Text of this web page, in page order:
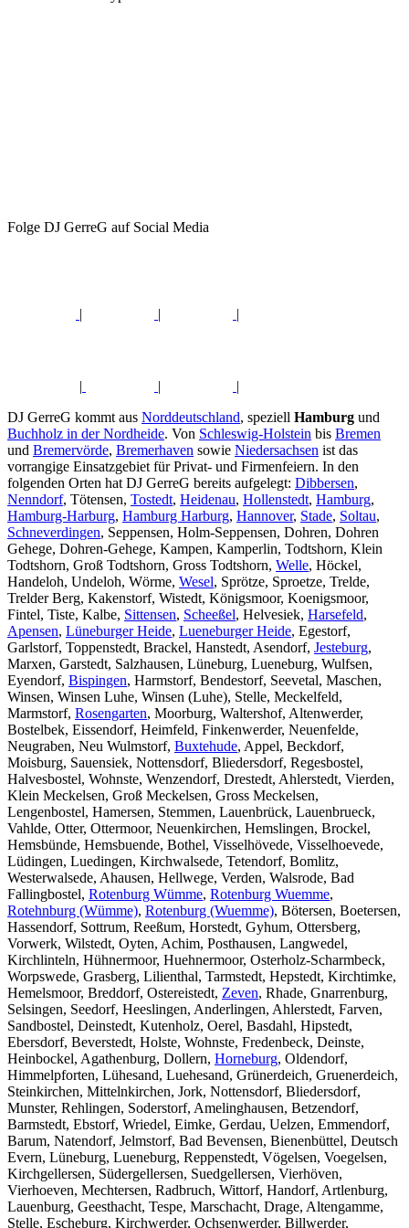
Folge DJ GerreG auf Social Media
| | |
| |
|
DJ GerreG kommt aus Norddeutschland, speziell Hamburg und
Buchholz in der Nordheide. Von Schleswig-Holstein bis Bremen
und Bremervörde, Bremerhaven sowie Niedersachsen ist das
vorrangige Einsatzgebiet für Privat- und Firmenfeiern. In den
folgenden Orten hat DJ GerreG bereits aufgelegt: Dibbersen,
Nenndorf, Tötensen, Tostedt, Heidenau, Hollenstedt, Hamburg,
Hamburg-Harburg, Hamburg Harburg, Hannover, Stade, Soltau,
Schneverdingen, Seppensen, Holm-Seppensen, Dohren, Dohren
Gehege, Dohren-Gehege, Kampen, Kamperlin, Todtshorn, Klein
Todtshorn, Groß Todtshorn, Gross Todtshorn, Welle, Höckel,
Handeloh, Undeloh, Wörme, Wesel, Sprötze, Sproetze, Trelde,
Trelder Berg, Kakenstorf, Wistedt, Königsmoor, Koenigsmoor,
Fintel, Tiste, Kalbe, Sittensen, Scheeßel, Helvesiek, Harsefeld,
Apensen, Lüneburger Heide, Lueneburger Heide, Egestorf,
Garlstorf, Toppenstedt, Brackel, Hanstedt, Asendorf, Jesteburg,
Marxen, Garstedt, Salzhausen, Lüneburg, Lueneburg, Wulfsen,
Eyendorf, Bispingen, Harmstorf, Bendestorf, Seevetal, Maschen,
Winsen, Winsen Luhe, Winsen (Luhe), Stelle, Meckelfeld,
Marmstorf, Rosengarten, Moorburg, Waltershof, Altenwerder,
Bostelbek, Eissendorf, Heimfeld, Finkenwerder, Neuenfelde,
Neugraben, Neu Wulmstorf, Buxtehude, Appel, Beckdorf,
Moisburg, Sauensiek, Nottensdorf, Bliedersdorf, Regesbostel,
Halvesbostel, Wohnste, Wenzendorf, Drestedt, Ahlerstedt, Vierden,
Klein Meckelsen, Groß Meckelsen, Gross Meckelsen,
Lengenbostel, Hamersen, Stemmen, Lauenbrück, Lauenbrueck,
Vahlde, Otter, Ottermoor, Neuenkirchen, Hemslingen, Brockel,
Hemsbünde, Hemsbuende, Bothel, Visselhövede, Visselhoevede,
Lüdingen, Luedingen, Kirchwalsede, Tetendorf, Bomlitz,
Westerwalsede, Ahausen, Hellwege, Verden, Walsrode, Bad
Fallingbostel, Rotenburg Wümme, Rotenburg Wuemme,
Rotehnburg (Wümme), Rotenburg (Wuemme), Bötersen, Boetersen,
Hassendorf, Sottrum, Reeßum, Horstedt, Gyhum, Ottersberg,
Vorwerk, Wilstedt, Oyten, Achim, Posthausen, Langwedel,
Kirchlinteln, Hühnermoor, Huehnermoor, Osterholz-Scharmbeck,
Worpswede, Grasberg, Lilienthal, Tarmstedt, Hepstedt, Kirchtimke,
Hemelsmoor, Breddorf, Ostereistedt, Zeven, Rhade, Gnarrenburg,
Selsingen, Seedorf, Heeslingen, Anderlingen, Ahlerstedt, Farven,
Sandbostel, Deinstedt, Kutenholz, Oerel, Basdahl, Hipstedt,
Ebersdorf, Beverstedt, Holste, Wohnste, Fredenbeck, Deinste,
Heinbockel, Agathenburg, Dollern, Horneburg, Oldendorf,
Himmelpforten, Lühesand, Luehesand, Grünerdeich, Gruenerdeich,
Steinkirchen, Mittelnkirchen, Jork, Nottensdorf, Bliedersdorf,
Munster, Rehlingen, Soderstorf, Amelinghausen, Betzendorf,
Barmstedt, Ebstorf, Wriedel, Eimke, Gerdau, Uelzen, Emmendorf,
Barum, Natendorf, Jelmstorf, Bad Bevensen, Bienenbüttel, Deutsch
Evern, Lüneburg, Lueneburg, Reppenstedt, Vögelsen, Voegelsen,
Kirchgellersen, Südergellersen, Suedgellersen, Vierhöven,
Vierhoeven, Mechtersen, Radbruch, Wittorf, Handorf, Artlenburg,
Lauenburg, Geesthacht, Tespe, Marschacht, Drage, Altengamme,
Stelle, Escheburg, Kirchwerder, Ochsenwerder, Billwerder,